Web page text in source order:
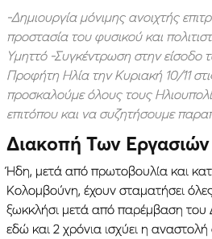
-Δημιουργία μόνιμης ανοιχτής
προστασία του φυσικού και
Υμηττό -Συγκέντρωση στην είσοδο
Προφήτη Ηλία την Κυριακή 10/11
προσκαλούμε όλους τους
επιτόπου και να συζητήσουμε
Διακοπή Των Εργασιών
Ήδη, μετά από πρωτοβουλία και
Κολομβούνη, έχουν σταματήσει
ξωκκλήσι μετά από παρέμβαση
εδώ και 2 χρόνια ισχύει η